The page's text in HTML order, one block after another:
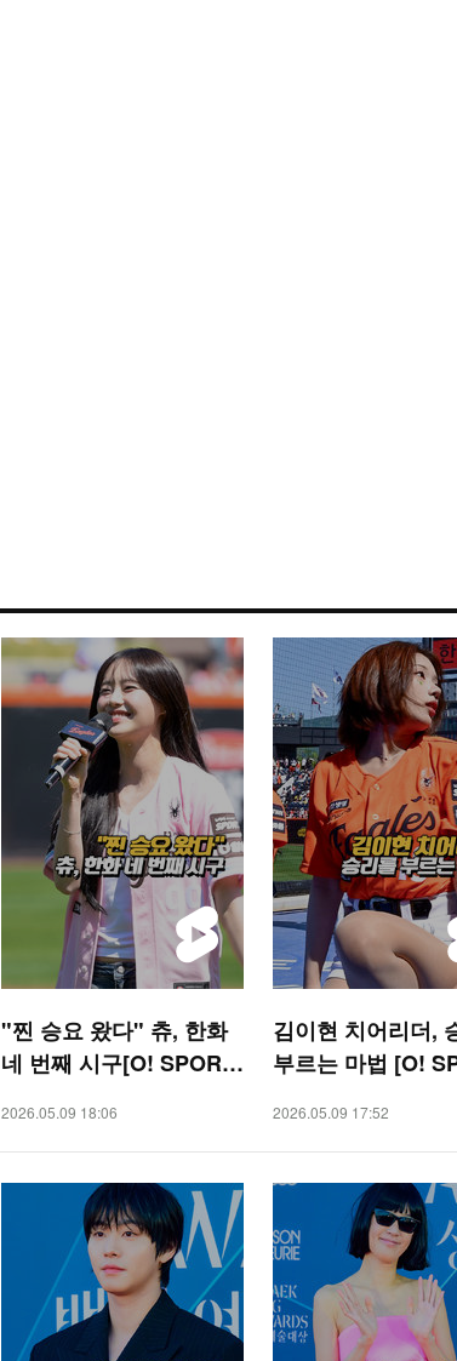
"찐 승요 왔다" 츄, 한화
네 번째 시구[O! SPORT
2026.05.09 18:06
김이현 치어리더,
부르는 마법 [O!
2026.05.09 17:52